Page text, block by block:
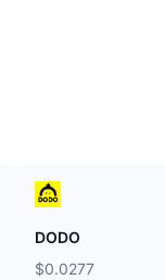
DODO
$0.0277